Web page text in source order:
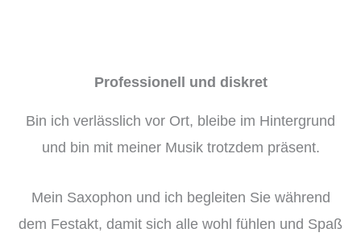
Professionell und diskret
Bin ich verlässlich vor Ort, bleibe im Hintergrund
und bin mit meiner Musik trotzdem präsent.
Mein Saxophon und ich begleiten Sie während
dem Festakt, damit sich alle wohl fühlen und Spaß